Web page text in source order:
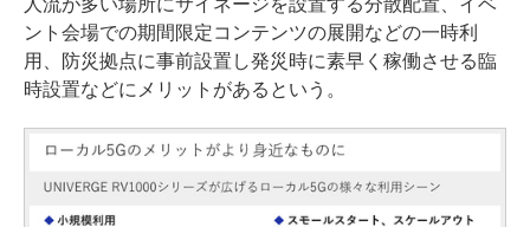
人流が多い場所にサイネージを設置する分散配置、イベ
ント会場での期間限定コンテンツの展開などの一時利
用、防災拠点に事前設置し発災時に素早く稼働させる臨
時設置などにメリットがあるという。